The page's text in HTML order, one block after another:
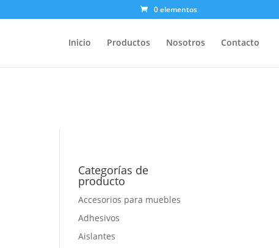
0 elementos
Inicio Productos Nosotros Contacto
Categorías de
producto
Accesorios para muebles
Adhesivos
Aislantes